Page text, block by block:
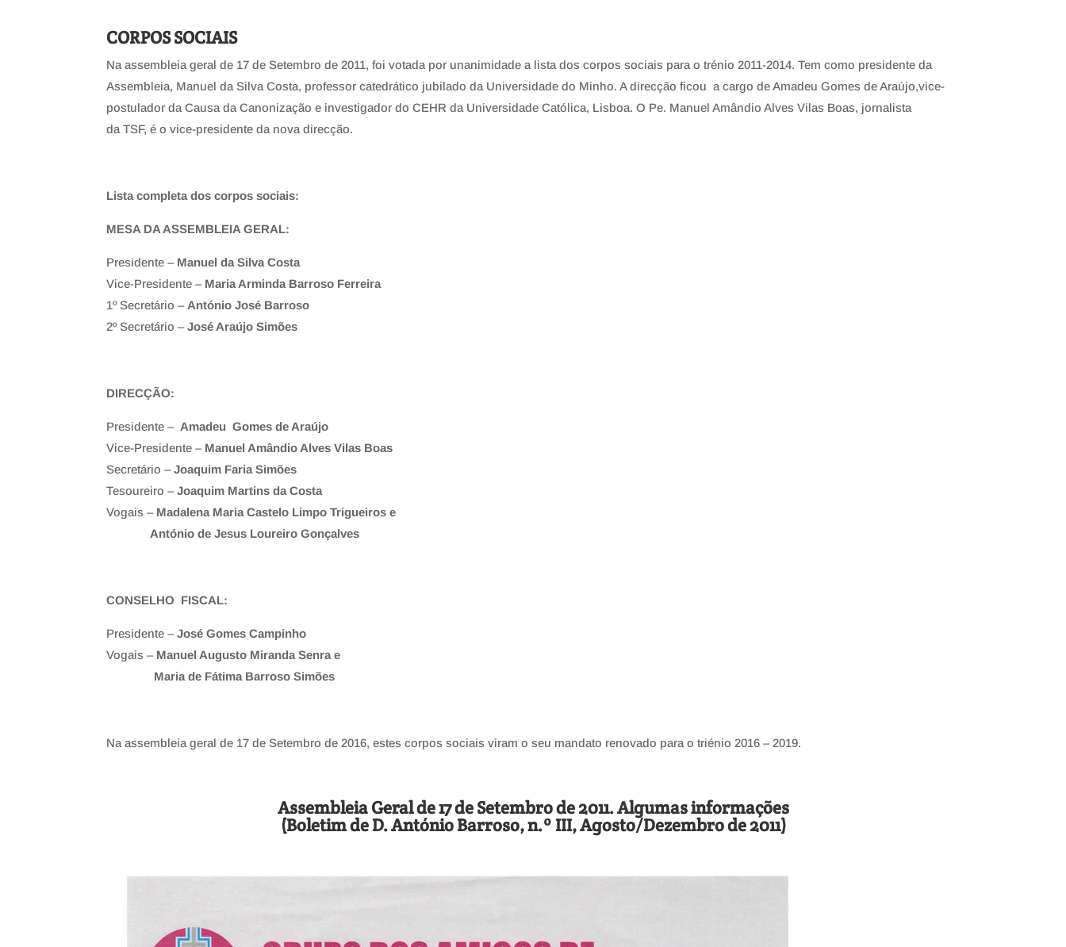
CORPOS SOCIAIS
Na assembleia geral de 17 de Setembro de 2011, foi votada por unanimidade a lista dos corpos sociais para o trénio 2011-2014. Tem como presidente da
Assembleia, Manuel da Silva Costa, professor catedrático jubilado da Universidade do Minho. A direcção ficou a cargo de Amadeu Gomes de Araújo,vice-
postulador da Causa da Canonização e investigador do CEHR da Universidade Católica, Lisboa. O Pe. Manuel Amândio Alves Vilas Boas, jornalista
da TSF, é o vice-presidente da nova direcção.
Lista completa dos corpos sociais:
MESA DA ASSEMBLEIA GERAL:
Presidente – Manuel da Silva Costa
Vice-Presidente – Maria Arminda Barroso Ferreira
1º Secretário – António José Barroso
2º Secretário –José Araújo Simões
DIRECÇÃO:
Presidente – Amadeu Gomes de Araújo
Vice-Presidente – Manuel Amândio Alves Vilas Boas
Secretário –Joaquim Faria Simões
Tesoureiro –Joaquim Martins da Costa
Vogais – Madalena Maria Castelo Limpo Trigueiros e
António de Jesus Loureiro Gonçalves
CONSELHO FISCAL:
Presidente –José Gomes Campinho
Vogais – Manuel Augusto Miranda Senra e
Maria de Fátima Barroso Simões
Na assembleia geral de 17 de Setembro de 2016, estes corpos sociais viram o seu mandato renovado para o triénio 2016 – 2019.
Assembleia Geral de 17 de Setembro de 2011. Algumas informações
(Boletim de D. António Barroso, n.º III, Agosto/Dezembro de 2011)